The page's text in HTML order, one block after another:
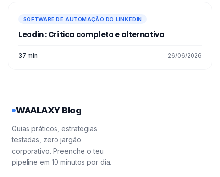
SOFTWARE DE AUTOMAÇÃO DO LINKEDIN
Leadin : Crítica completa e alternativa
37 min 26/06/2026
WAALAXY Blog
Guias práticos, estratégias
testadas, zero jargão
corporativo. Preenche o teu
pipeline em 10 minutos por dia.